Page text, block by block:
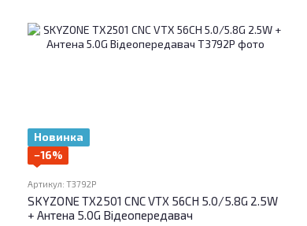
Новинка
−16%
Артикул: T3792P
SKYZONE TX2501 CNC VTX 56CH 5.0/5.8G 2.5W
+ Антена 5.0G Відеопередавач